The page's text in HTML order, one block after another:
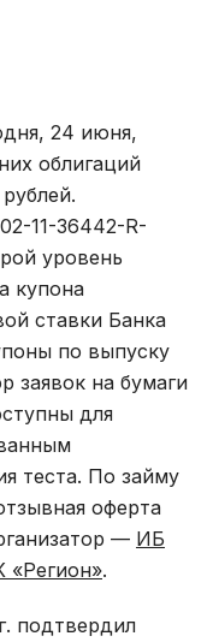
24 июня,
облигаций
11-36442-R-
уровень
купона
ставки Банка
по выпуску
заявок на бумаги
для
теста. По займу
оферта
— ИБ
«Регион».
подтвердил